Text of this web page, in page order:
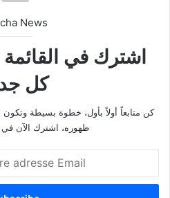
News
اشترك في القائمة
كل
كن متابعاً أولاً بأول، خطوة بسيطة
ظهوره، اشترك الآن في